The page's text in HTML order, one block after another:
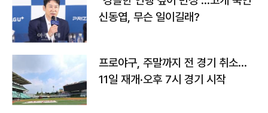
신동엽, 무슨 일이길래?
프로야구, 주말까지 전 경기 취소…
11일 재개·오후 7시 경기 시작